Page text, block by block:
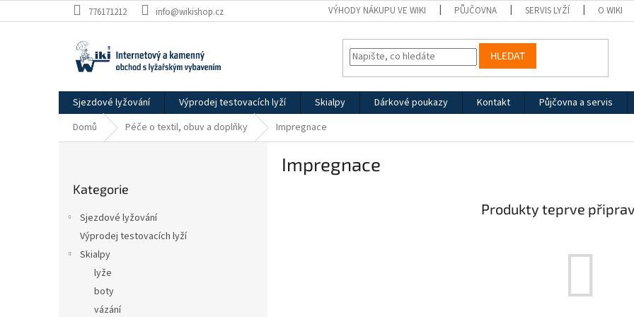
na
776171212 info@wikishop.cz VÝHODY NÁKUPU VE WIKI PŮJČOVNA SERVIS LYŽÍ O WIKI
HLEDAT
Sjezdové lyžování Výprodej testovacích lyží Skialpy Dárkové poukazy Kontakt Půjčovna a servis
Domů
Péče o textil, obuv a doplňky Impregnace
kategorie
Kategorie
Sjezdové lyžování
Výprodej testovacích lyží
Skialpy
lyže
boty
vázání
Impregnace
Produkty teprve